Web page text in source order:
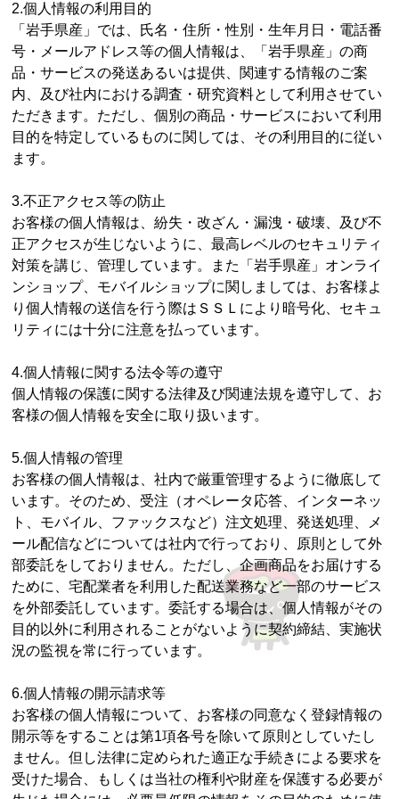
2.個人情報の利用目的
「岩手県産」では、氏名・住所・性別・生年月日・電話番
号・メールアドレス等の個人情報は、「岩手県産」の商
品・サービスの発送あるいは提供、関連する情報のご案
内、及び社内における調査・研究資料として利用させてい
ただきます。ただし、個別の商品・サービスにおいて利用
目的を特定しているものに関しては、その利用目的に従い
ます。
3.不正アクセス等の防止
お客様の個人情報は、紛失・改ざん・漏洩・破壊、及び不
正アクセスが生じないように、最高レベルのセキュリティ
対策を講じ、管理しています。また「岩手県産」オンライ
ンショップ、モバイルショップに関しましては、お客様よ
り個人情報の送信を行う際はＳＳＬにより暗号化、セキュ
リティには十分に注意を払っています。
4.個人情報に関する法令等の遵守
個人情報の保護に関する法律及び関連法規を遵守して、お
客様の個人情報を安全に取り扱います。
5.個人情報の管理
お客様の個人情報は、社内で厳重管理するように徹底して
います。そのため、受注（オペレータ応答、インターネッ
ト、モバイル、ファックスなど）注文処理、発送処理、メ
ール配信などについては社内で行っており、原則として外
部委託をしておりません。ただし、企画商品をお届けする
ために、宅配業者を利用した配送業務など一部のサービス
を外部委託しています。委託する場合は、個人情報がその
目的以外に利用されることがないように契約締結、実施状
況の監視を常に行っています。
6.個人情報の開示請求等
お客様の個人情報について、お客様の同意なく登録情報の
開示等をすることは第1項各号を除いて原則としていたし
ません。但し法律に定められた適正な手続きによる要求を
受けた場合、もしくは当社の権利や財産を保護する必要が